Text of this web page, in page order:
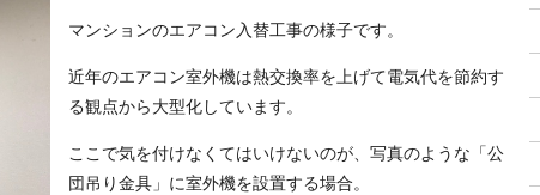
マンションのエアコン入替工事の様子です。
近年のエアコン室外機は熱交換率を上げて電気代を節約す
る観点から大型化しています。
ここで気を付けなくてはいけないのが、写真のような「公
団吊り金具」に室外機を設置する場合。